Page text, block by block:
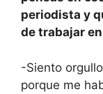
periodista y
de trabajar
-Siento
porque me